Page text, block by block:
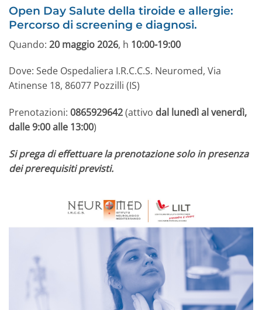
Open Day Salute della tiroide e allergie:
Percorso di screening e diagnosi.
Quando: 20 maggio 2026, h 10:00-19:00
Dove: Sede Ospedaliera I.R.C.C.S. Neuromed, Via
Atinense 18, 86077 Pozzilli (IS)
Prenotazioni: 0865929642(attivo dal lunedì al venerdì,
dalle 9:00 alle 13:00)
Si prega di effettuare la prenotazione solo in presenza
dei prerequisiti previsti.